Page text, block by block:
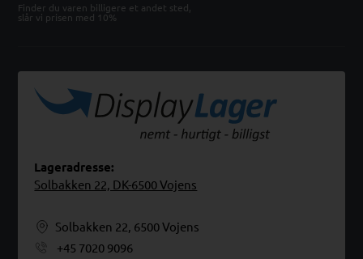
Finder du varen billigere et andet sted,
slår vi prisen med 10%
Lageradresse:
Solbakken 22, DK-6500 Vojens
Solbakken 22, 6500 Vojens
+45 7020 9096